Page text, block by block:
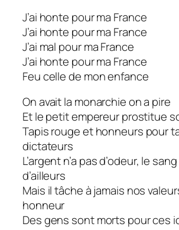
J’ai honte pour ma France
J’ai honte pour ma France
J’ai mal pour ma France
J’ai honte pour ma France
Feu celle de mon enfance
On avait la monarchie on a pire
Et le petit empereur prostitue
Tapis rouge et honneurs pour
dictateurs
L’argent n’a pas d’odeur, le
d’ailleurs
Mais il tâche à jamais nos
honneur
Des gens sont morts pour ces